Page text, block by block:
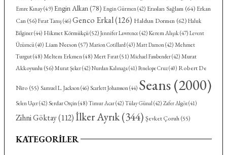
Emre Kınay(49) Engin Alkan(78) Engin Gürmen(42) Eraslan Sağlam(64) Erkan
Can(56) Fırat Tanış(46) Genco Erkal(126) Haldun Dormen(62) Haluk
Bilginer(44) Hikmet Körmükçü(52) Jennifer Lawrence(42) Kerem Alışık (47) Levent
Üzümcü(40) Liam Neeson(57) Marion Cotillard(43) Matt Damon(42) Mehmet
Turgut(48) Meltem Erkmen (48) Mert Fırat(51) Michael Fassbender(42) Murat
Akkoyunlu(56) Murat Şeker(42) Nurdan Kalınağa(41) Penelope Cruz(40) Robert De
Niro (55) Samuel L. Jackson(46) Scarlett Johansson(44) Seans(2000)
Selen Uçer(42) Serdar Orçin (48) Timur Acar(42) Tülay Günal(42) Zafer Algöz(41)
Zihni Göktay(112)İlker Ayrık(344) Şevket Çoruh(55)
KATEGORILER